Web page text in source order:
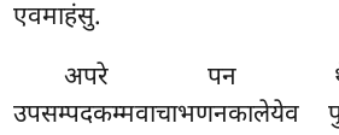
एवमाहंसु.
अपरे पन